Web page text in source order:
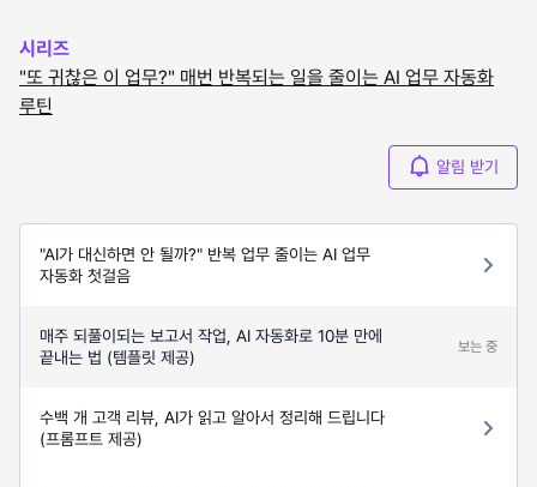
시리즈
"또 귀찮은 이 업무?" 매번 반복되는 일을 줄이는 AI 업무 자동화
루틴
알림 받기
"AI가 대신하면 안 될까?" 반복 업무 줄이는 AI 업무
자동화 첫걸음
매주 되풀이되는 보고서 작업, AI 자동화로 10분 만에
끝내는 법 (템플릿 제공)
보는 중
수백 개 고객 리뷰, AI가 읽고 알아서 정리해 드립니다
(프롬프트 제공)